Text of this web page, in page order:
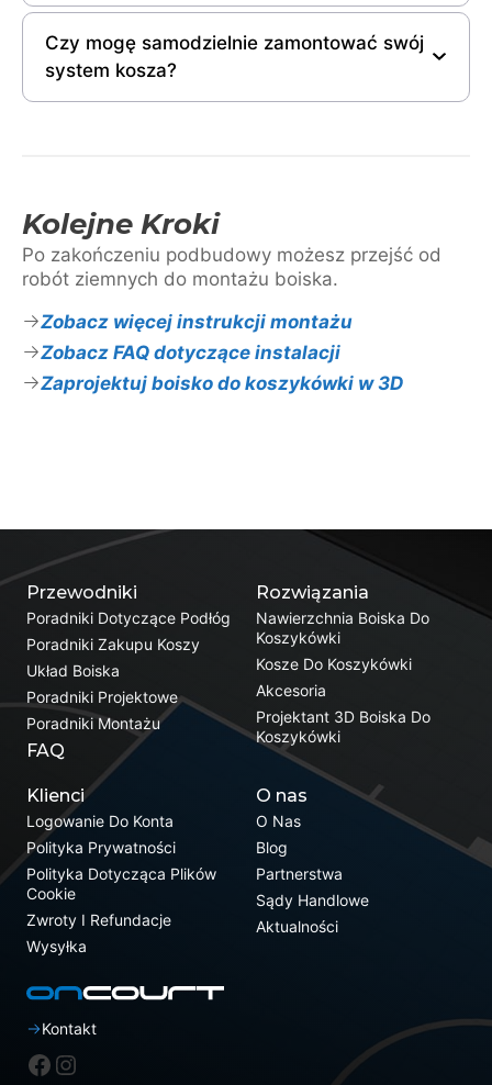
Czy mogę samodzielnie zamontować swój
system kosza?
Kolejne Kroki
Po zakończeniu podbudowy możesz przejść od
robót ziemnych do montażu boiska.
Zobacz więcej instrukcji montażu
Zobacz FAQ dotyczące instalacji
Zaprojektuj boisko do koszykówki w 3D
Rozwiązania
Nawierzchnia Boiska Do
Koszykówki
Kosze Do Koszykówki
Akcesoria
Projektant 3D Boiska Do
Koszykówki
Przewodniki
Poradniki Dotyczące Podłóg
Poradniki Zakupu Koszy
Układ Boiska
Poradniki Projektowe
Poradniki Montażu
FAQ
Klienci
Logowanie Do Konta
Polityka Prywatności
Polityka Dotycząca Plików
Cookie
Zwroty I Refundacje
Wysyłka
O nas
O Nas
Blog
Partnerstwa
Sądy Handlowe
Aktualności
Kontakt
Facebook
Instagram